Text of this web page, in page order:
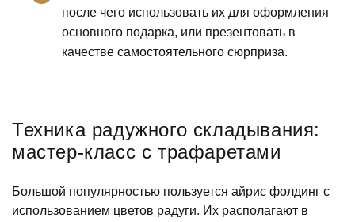
после чего использовать их для оформления
основного подарка, или презентовать в
качестве самостоятельного сюрприза.
Техника радужного складывания:
мастер-класс с трафаретами
Большой популярностью пользуется айрис фолдинг с
использованием цветов радуги. Их располагают в